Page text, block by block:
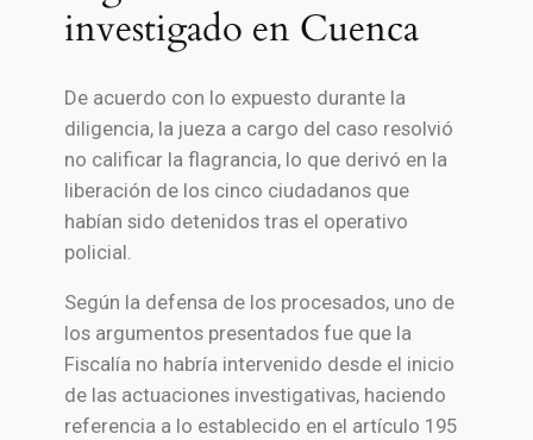
investigado en Cuenca
De acuerdo con lo expuesto durante la
diligencia, la jueza a cargo del caso resolvió
no calificar la flagrancia, lo que derivó en la
liberación de los cinco ciudadanos que
habían sido detenidos tras el operativo
policial.
Según la defensa de los procesados, uno de
los argumentos presentados fue que la
Fiscalía no habría intervenido desde el inicio
de las actuaciones investigativas, haciendo
referencia a lo establecido en el artículo 195